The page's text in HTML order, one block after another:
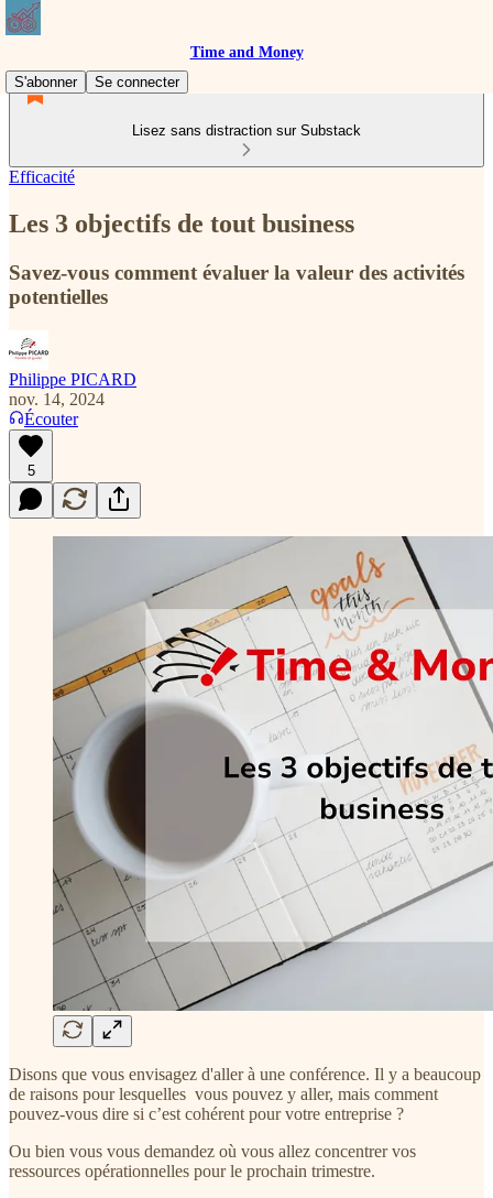
Time and Money
S'abonner
Se connecter
Lisez sans distraction sur Substack
Efficacité
Les 3 objectifs de tout business
Savez-vous comment évaluer la valeur des activités
potentielles
Philippe PICARD
nov. 14, 2024
Écouter
5
Disons que vous envisagez d'aller à une conférence. Il y a beaucoup
de raisons pour lesquelles vous pouvez y aller, mais comment
pouvez-vous dire si c’est cohérent pour votre entreprise ?
Ou bien vous vous demandez où vous allez concentrer vos
ressources opérationnelles pour le prochain trimestre.